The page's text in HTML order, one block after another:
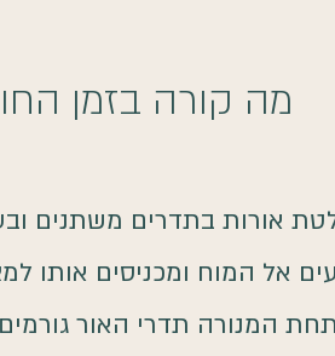
מה קורה בזמן
אורות בתדרים משתנים
אל המוח ומכניסים אותו
המנורה תדרי האור